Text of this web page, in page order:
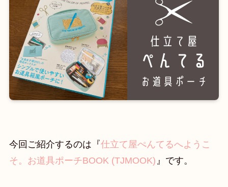
今回ご紹介するのは『仕立て屋ぺんてるへようこ
そ。お道具ポーチBOOK (TJMOOK) 』です。